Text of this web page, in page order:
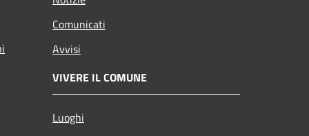
Comunicati
Avvisi
VIVERE IL COMUNE
Luoghi